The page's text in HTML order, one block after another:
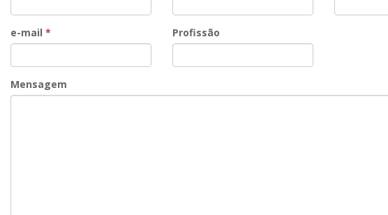
e-mail * Profissão
Mensagem